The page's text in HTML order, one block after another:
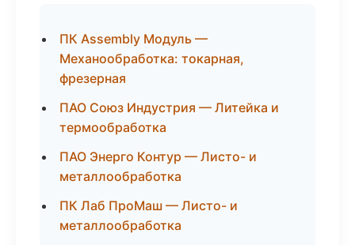
ПК Assembly Модуль —
Механообработка: токарная,
фрезерная
ПАО Союз Индустрия — Литейка и
термообработка
ПАО Энерго Контур — Листо- и
металлообработка
ПК Лаб ПроМаш — Листо- и
металлообработка